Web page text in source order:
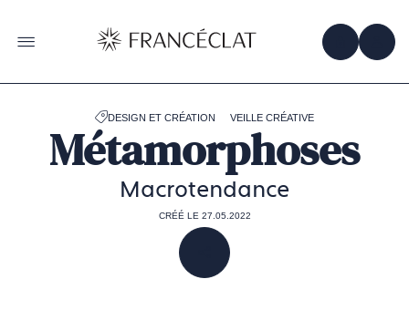
la
page
de
OBTENIR
DESIGN ET CRÉATION VEILLE CRÉATIVE
Métamorphoses
Macrotendance
CRÉÉ LE 27.05.2022
PARTAGER